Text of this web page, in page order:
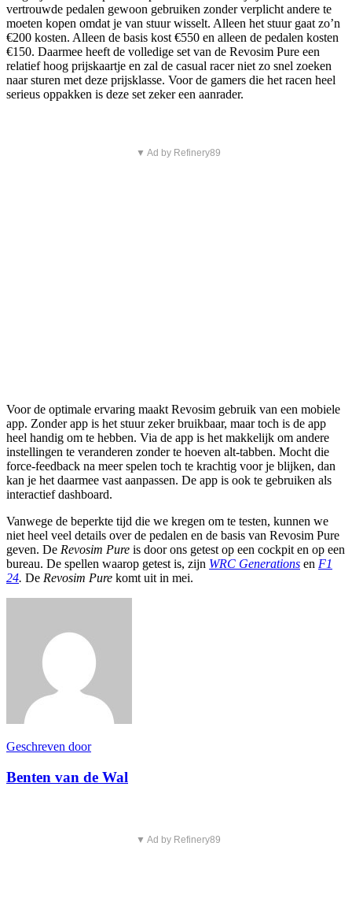
vertrouwde pedalen gewoon gebruiken zonder verplicht andere te
moeten kopen omdat je van stuur wisselt. Alleen het stuur gaat zo’n
€200 kosten. Alleen de basis kost €550 en alleen de pedalen kosten
€150. Daarmee heeft de volledige set van de Revosim Pure een
relatief hoog prijskaartje en zal de casual racer niet zo snel zoeken
naar sturen met deze prijsklasse. Voor de gamers die het racen heel
serieus oppakken is deze set zeker een aanrader.
▼ Ad by Refinery89
Voor de optimale ervaring maakt Revosim gebruik van een mobiele
app. Zonder app is het stuur zeker bruikbaar, maar toch is de app
heel handig om te hebben. Via de app is het makkelijk om andere
instellingen te veranderen zonder te hoeven alt-tabben. Mocht die
force-feedback na meer spelen toch te krachtig voor je blijken, dan
kan je het daarmee vast aanpassen. De app is ook te gebruiken als
interactief dashboard.
Vanwege de beperkte tijd die we kregen om te testen, kunnen we
niet heel veel details over de pedalen en de basis van Revosim Pure
geven. De Revosim Pure is door ons getest op een cockpit en op een
bureau. De spellen waarop getest is, zijn WRC Generations en F1
24. De Revosim Pure komt uit in mei.
Geschreven door
Benten van de Wal
▼ Ad by Refinery89